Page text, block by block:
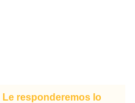
responderemos lo